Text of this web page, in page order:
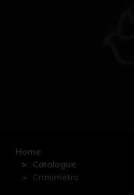
Home
Catalogue
Cranímetro